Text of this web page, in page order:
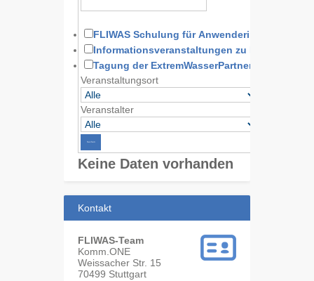
FLIWAS Schulung für Anwenderinnen und
Informationsveranstaltungen zu FLIWAS
Tagung der ExtremWasserPartnerschaft
Veranstaltungsort
Veranstalter
Keine Daten vorhanden
Kontakt
FLIWAS-Team
Komm.ONE
Weissacher Str. 15
70499 Stuttgart